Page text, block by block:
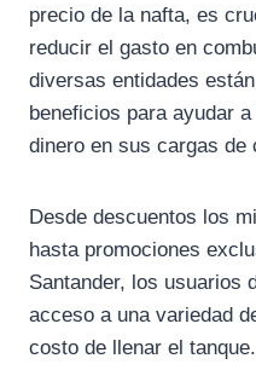
e
b
e
g
t
s
precio de la nafta, es
reducir el gasto en
diversas entidades
beneficios para ayudar
dinero en sus cargas de
Desde descuentos los
hasta promociones
Santander, los usuarios
acceso a una variedad
costo de llenar el